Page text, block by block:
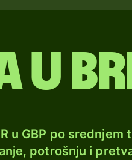
u
u GBP po
potrošnju i